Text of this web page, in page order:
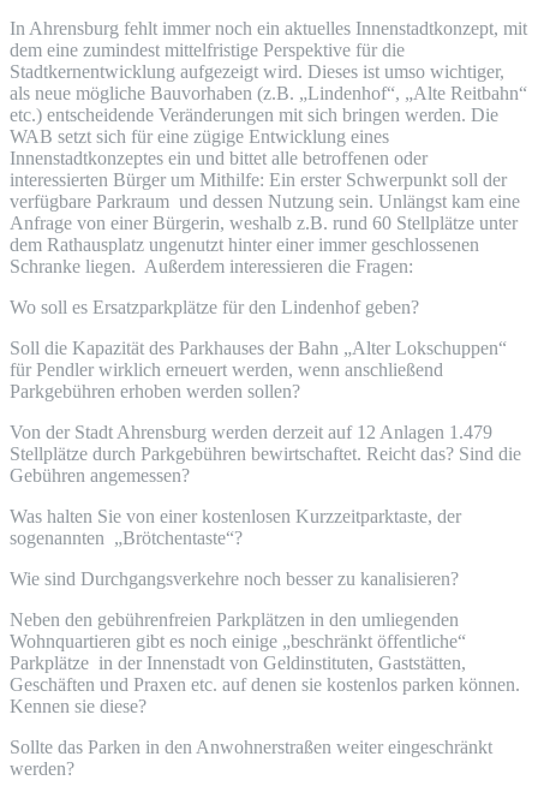
In Ahrensburg fehlt immer noch ein aktuelles Innenstadtkonzept, mit
dem eine zumindest mittelfristige Perspektive für die
Stadtkernentwicklung aufgezeigt wird. Dieses ist umso wichtiger,
als neue mögliche Bauvorhaben (z.B. „Lindenhof“, „Alte Reitbahn“
etc.) entscheidende Veränderungen mit sich bringen werden. Die
WAB setzt sich für eine zügige Entwicklung eines
Innenstadtkonzeptes ein und bittet alle betroffenen oder
interessierten Bürger um Mithilfe: Ein erster Schwerpunkt soll der
verfügbare Parkraum und dessen Nutzung sein. Unlängst kam eine
Anfrage von einer Bürgerin, weshalb z.B. rund 60 Stellplätze unter
dem Rathausplatz ungenutzt hinter einer immer geschlossenen
Schranke liegen. Außerdem interessieren die Fragen:
Wo soll es Ersatzparkplätze für den Lindenhof geben?
Soll die Kapazität des Parkhauses der Bahn „Alter Lokschuppen“
für Pendler wirklich erneuert werden, wenn anschließend
Parkgebühren erhoben werden sollen?
Von der Stadt Ahrensburg werden derzeit auf 12 Anlagen 1.479
Stellplätze durch Parkgebühren bewirtschaftet. Reicht das? Sind die
Gebühren angemessen?
Was halten Sie von einer kostenlosen Kurzzeitparktaste, der
sogenannten „Brötchentaste“?
Wie sind Durchgangsverkehre noch besser zu kanalisieren?
Neben den gebührenfreien Parkplätzen in den umliegenden
Wohnquartieren gibt es noch einige „beschränkt öffentliche“
Parkplätze in der Innenstadt von Geldinstituten, Gaststätten,
Geschäften und Praxen etc. auf denen sie kostenlos parken können.
Kennen sie diese?
Sollte das Parken in den Anwohnerstraßen weiter eingeschränkt
werden?